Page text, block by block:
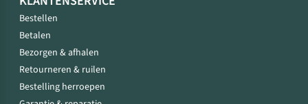
Bestellen
Betalen
Bezorgen & afhalen
Retourneren & ruilen
Bestelling herroepen